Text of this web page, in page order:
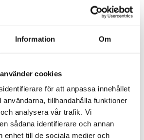
Information Om
cookies
för att anpassa innehållet
användarna, tillhandahålla funktioner
analysera vår trafik. Vi
sådana identifierare och annan
enhet till de sociala medier och
för kontroll och underhåll av
isolationsprov även under
Levereras komplett med alla
tillbehör.
kr LÄS MER